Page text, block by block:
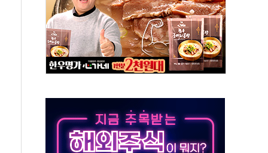
'… 美 해상봉쇄 영향
닥 선물 1%대 상승
양광주↑ VS 트레이드데스크·웬디스↓